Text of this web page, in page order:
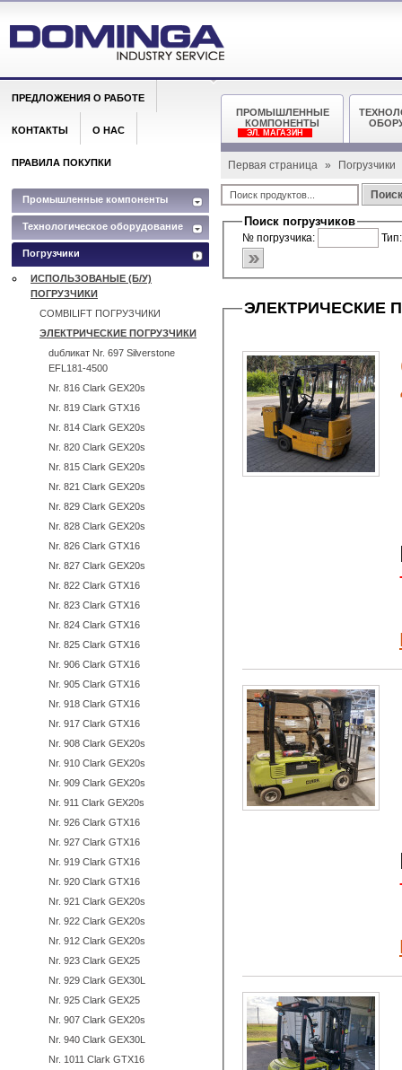
ПРОМЫШЛЕННЫЕ
КОМПОНЕНТЫ
ЭЛ. МАГАЗИН
Первая страница » Погрузчики
Поиск
Поиск погрузчиков
№ погрузчика:
ЭЛЕКТРИЧЕСКИЕ
ПРЕДЛОЖЕНИЯ О РАБОТЕ
КОНТАКТЫ О НАС
ПРАВИЛА ПОКУПКИ
Промышленные компоненты
Технологическое оборудование
Погрузчики
ИСПОЛЬЗОВАНЫЕ (Б/У)
ПОГРУЗЧИКИ
COMBILIFT ПОГРУЗЧИКИ
ЭЛЕКТРИЧЕСКИЕ ПОГРУЗЧИКИ
duбликат Nr. 697 Silverstone
EFL181-4500
Nr. 816 Clark GEX20s
Nr. 819 Clark GTX16
Nr. 814 Clark GEX20s
Nr. 820 Clark GEX20s
Nr. 815 Clark GEX20s
Nr. 821 Clark GEX20s
Nr. 829 Clark GEX20s
Nr. 828 Clark GEX20s
Nr. 826 Clark GTX16
Nr. 827 Clark GEX20s
Nr. 822 Clark GTX16
Nr. 823 Clark GTX16
Nr. 824 Clark GTX16
Nr. 825 Clark GTX16
Nr. 906 Clark GTX16
Nr. 905 Clark GTX16
Nr. 918 Clark GTX16
Nr. 917 Clark GTX16
Nr. 908 Clark GEX20s
Nr. 910 Clark GEX20s
Nr. 909 Clark GEX20s
Nr. 911 Clark GEX20s
Nr. 926 Clark GTX16
Nr. 927 Clark GTX16
Nr. 919 Clark GTX16
Nr. 920 Clark GTX16
Nr. 921 Clark GEX20s
Nr. 922 Clark GEX20s
Nr. 912 Clark GEX20s
Nr. 923 Clark GEX25
Nr. 929 Clark GEX30L
Nr. 925 Clark GEX25
Nr. 907 Clark GEX20s
Nr. 940 Clark GEX30L
Nr. 1011 Clark GTX16